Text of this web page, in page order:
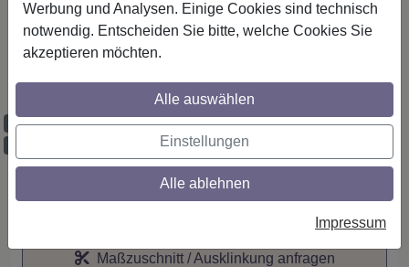
Startseite
IL-Stilg. 20 mm 2-lfg. Platon Sitra 520 cm
Edelst.-O./Weiß
Maßzuschnitt möglich
Maßzuschnitt / Ausklinkung anfragen
Werbung und Analysen. Einige Cookies sind technisch
notwendig. Entscheiden Sie bitte, welche Cookies Sie
akzeptieren möchten.
Alle auswählen
Einstellungen
Alle ablehnen
Impressum